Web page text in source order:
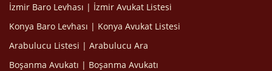
İzmir Baro Levhası | İzmir Avukat Listesi
Konya Baro Levhası | Konya Avukat Listesi
Arabulucu Listesi | Arabulucu Ara
Boşanma Avukatı | Boşanma Avukatı